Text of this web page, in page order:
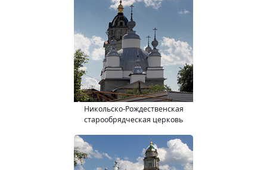
Никольско-Рождественская
старообрядческая церковь